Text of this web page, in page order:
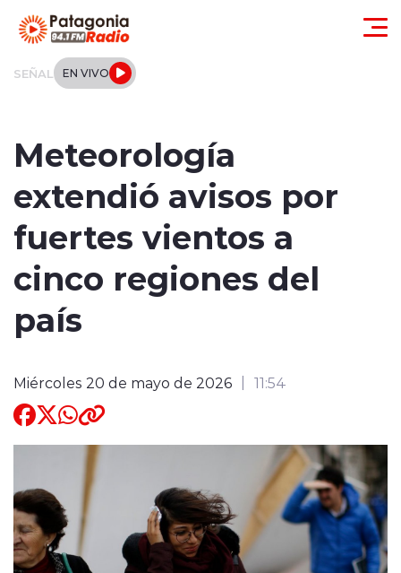
SEÑAL EN VIVO
Internacional
Entrevistas
Meteorología
extendió avisos por
fuertes vientos a
cinco regiones del
país
Miércoles 20 de mayo de 2026 11:54